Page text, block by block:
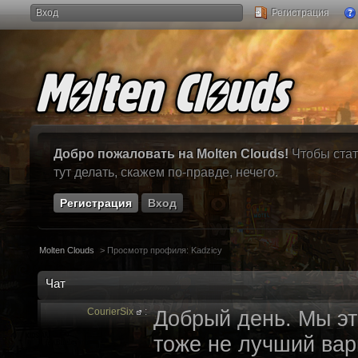
Вход Регистрация
Добро пожаловать на Molten Clouds! Чтобы
тут делать, скажем по-правде, нечего.
Регистрация Вход
Molten Clouds > Просмотр профиля: Kadzicy
Чат
CourierSix : Добрый день. Мы
тоже не лучший